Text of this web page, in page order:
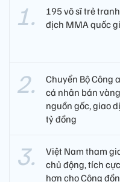
195 võ sĩ trẻ
địch MMA quốc
Chuyển Bộ Công
cá nhân bán
nguồn gốc, giao
tỷ đồng
Việt Nam tham
chủ động, tích
hơn cho Cộng